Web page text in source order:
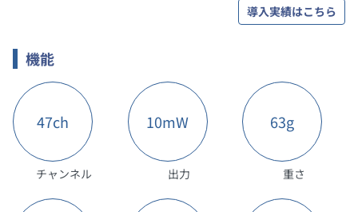
導入実績はこちら
機能
47ch
チャンネル
10mW
出力
63g
重さ